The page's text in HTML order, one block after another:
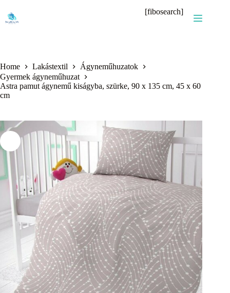
content
[fibosearch]
Home Lakástextil
Ágyneműhuzatok
Gyermek ágyneműhuzat
Astra pamut ágynemű kiságyba, szürke, 90 x 135 cm, 45 x 60
cm